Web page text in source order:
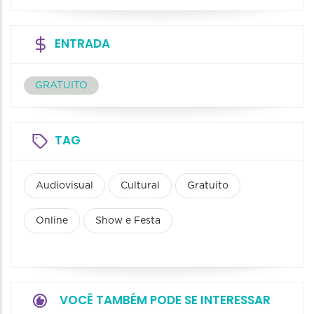
ENTRADA
GRATUITO
TAG
Audiovisual Cultural Gratuito
Online Show e Festa
VOCÊ TAMBÉM PODE SE INTERESSAR